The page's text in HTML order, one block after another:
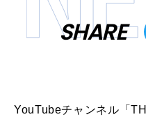
SHARE
YouTubeチャンネル「